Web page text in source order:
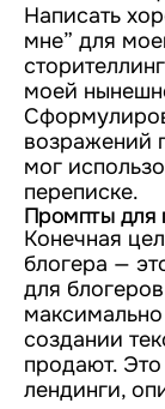
Написать
мне” для
моей
возражений
мог
переписке.
Промпты для
Конечная
блогера —
для
создании
продают.
лендинги,